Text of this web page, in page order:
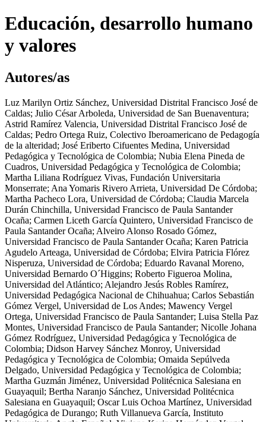
Educación, desarrollo humano
y valores
Autores/as
Luz Marilyn Ortiz Sánchez, Universidad Distrital Francisco José de
Caldas; Julio César Arboleda, Universidad de San Buenaventura;
Astrid Ramírez Valencia, Universidad Distrital Francisco José de
Caldas; Pedro Ortega Ruiz, Colectivo Iberoamericano de Pedagogía
de la alteridad; José Eriberto Cifuentes Medina, Universidad
Pedagógica y Tecnológica de Colombia; Nubia Elena Pineda de
Cuadros, Universidad Pedagógica y Tecnológica de Colombia;
Martha Liliana Rodríguez Vivas, Fundación Universitaria
Monserrate; Ana Yomaris Rivero Arrieta, Universidad De Córdoba;
Martha Pacheco Lora, Universidad de Córdoba; Claudia Marcela
Durán Chinchilla, Universidad Francisco de Paula Santander
Ocaña; Carmen Liceth García Quintero, Universidad Francisco de
Paula Santander Ocaña; Alveiro Alonso Rosado Gómez,
Universidad Francisco de Paula Santander Ocaña; Karen Patricia
Agudelo Arteaga, Universidad de Córdoba; Elvira Patricia Flórez
Nisperuza, Universidad de Córdoba; Eduardo Ravanal Moreno,
Universidad Bernardo O´Higgins; Roberto Figueroa Molina,
Universidad del Atlántico; Alejandro Jesús Robles Ramírez,
Universidad Pedagógica Nacional de Chihuahua; Carlos Sebastián
Gómez Vergel, Universidad de Los Andes; Mawency Vergel
Ortega, Universidad Francisco de Paula Santander; Luisa Stella Paz
Montes, Universidad Francisco de Paula Santander; Nicolle Johana
Gómez Rodríguez, Universidad Pedagógica y Tecnológica de
Colombia; Didson Harvey Sánchez Monroy, Universidad
Pedagógica y Tecnológica de Colombia; Omaida Sepúlveda
Delgado, Universidad Pedagógica y Tecnológica de Colombia;
Martha Guzmán Jiménez, Universidad Politécnica Salesiana en
Guayaquil; Bertha Naranjo Sánchez, Universidad Politécnica
Salesiana en Guayaquil; Oscar Luis Ochoa Martínez, Universidad
Pedagógica de Durango; Ruth Villanueva García, Instituto